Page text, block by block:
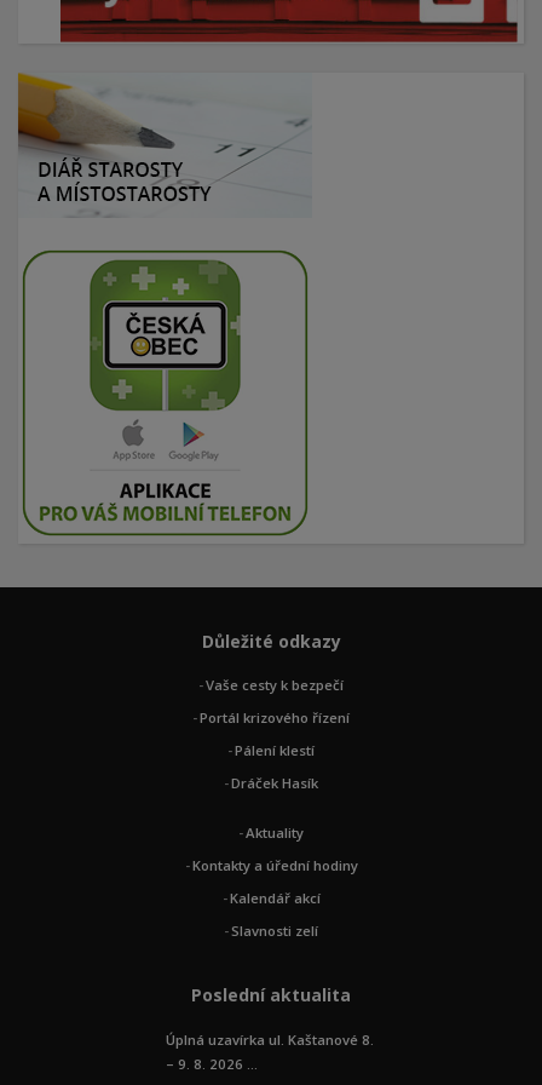
Důležité odkazy
Vaše cesty k bezpečí
Portál krizového řízení
Pálení klestí
Dráček Hasík
Aktuality
Kontakty a úřední hodiny
Kalendář akcí
Slavnosti zelí
Poslední aktualita
Úplná uzavírka ul. Kaštanové 8.
– 9. 8. 2026 ...